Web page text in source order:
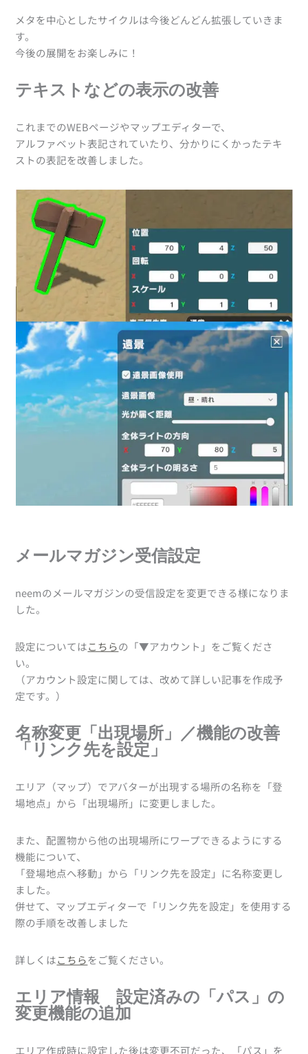
メタを中心としたサイクルは今後どんどん拡張していきま
す。
今後の展開をお楽しみに！
テキストなどの表示の改善
これまでのWEBページやマップエディターで、
アルファベット表記されていたり、分かりにくかったテキ
ストの表記を改善しました。
メールマガジン受信設定
neemのメールマガジンの受信設定を変更できる様になりま
した。
設定についてはこちらの「▼アカウント」をご覧くださ
い。
（アカウント設定に関しては、改めて詳しい記事を作成予
定です。）
名称変更「出現場所」／機能の改善
「リンク先を設定」
エリア（マップ）でアバターが出現する場所の名称を「登
場地点」から「出現場所」に変更しました。
また、配置物から他の出現場所にワープできるようにする
機能について、
「登場地点へ移動」から「リンク先を設定」に名称変更し
ました。
併せて、マップエディターで「リンク先を設定」を使用する
際の手順を改善しました
詳しくはこちらをご覧ください。
エリア情報 設定済みの「パス」の
変更機能の追加
エリア作成時に設定した後は変更不可だった、「パス」を